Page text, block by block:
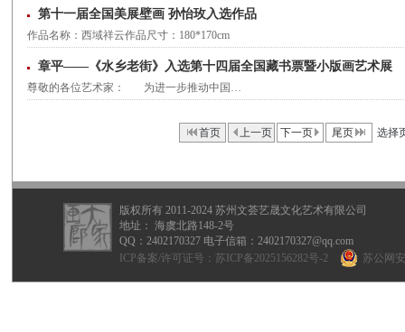
第十一届全国美展壁画 孙怡玫入选作品
作品名称：西域祥云作品尺寸：180*170cm
章平——《水乡老街》入选第十四届全国藏书票暨小版画艺术展
尊敬的各位艺术家： 为进一步推动中国…
首页 上一页 下一页 尾页 选择
版权所有 2011-2024 苏州文荟艺晟文化艺术有限公司
地址： 海虞北路148-2号
QQ： 2402170327 电子信箱：2402170327@qq.com
ICP备案/许可证号： 苏ICP备2025156282号-2 苏公网